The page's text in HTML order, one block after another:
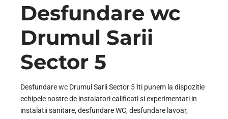
Desfundare wc
Drumul Sarii
Sector 5
Desfundare wc Drumul Sarii Sector 5 Iti punem la dispozitie
echipele nostre de instalatori calificati si experimentati in
instalatii sanitare, desfundare WC, desfundare lavoar,